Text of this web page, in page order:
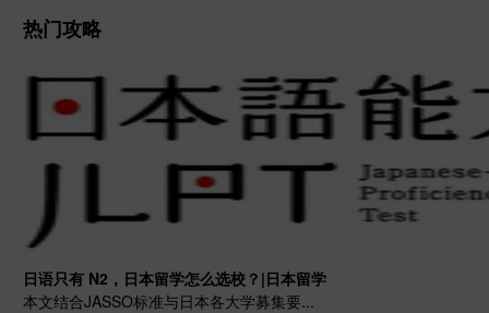
热门攻略
日语只有 N2，日本留学怎么选校？|日本留学
本文结合JASSO标准与日本各大学募集要...